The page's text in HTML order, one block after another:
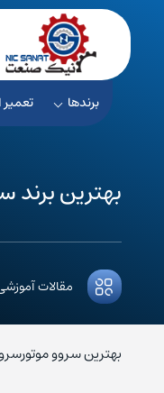
برندها تعمیر
بهترین برند
مقالات
بهترین سروو